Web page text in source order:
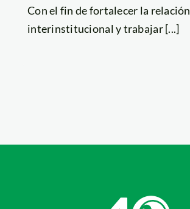
Con el fin de fortalecer la relación
interinstitucional y trabajar [...]